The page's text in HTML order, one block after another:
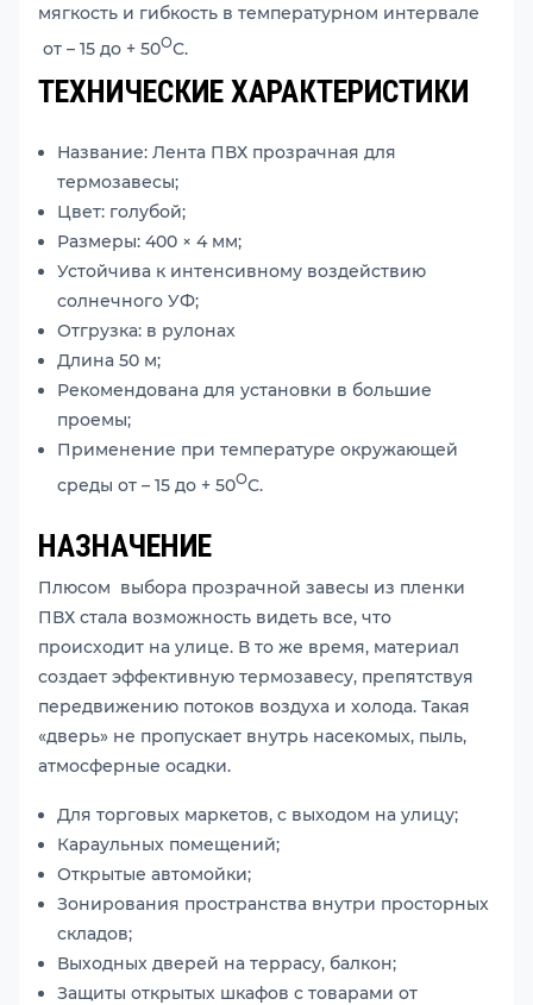
мягкость и гибкость в температурном интервале
от – 15 до + 50ОС.
ТЕХНИЧЕСКИЕ ХАРАКТЕРИСТИКИ
Название: Лента ПВХ прозрачная для
термозавесы;
Цвет: голубой;
Размеры: 400 × 4 мм;
Устойчива к интенсивному воздействию
солнечного УФ;
Отгрузка: в рулонах
Длина 50 м;
Рекомендована для установки в большие
проемы;
Применение при температуре окружающей
среды от – 15 до + 50ОС.
НАЗНАЧЕНИЕ
Плюсом выбора прозрачной завесы из пленки
ПВХ стала возможность видеть все, что
происходит на улице. В то же время, материал
создает эффективную термозавесу, препятствуя
передвижению потоков воздуха и холода. Такая
«дверь» не пропускает внутрь насекомых, пыль,
атмосферные осадки.
Для торговых маркетов, с выходом на улицу;
Караульных помещений;
Открытые автомойки;
Зонирования пространства внутри просторных
складов;
Выходных дверей на террасу, балкон;
Защиты открытых шкафов с товарами от